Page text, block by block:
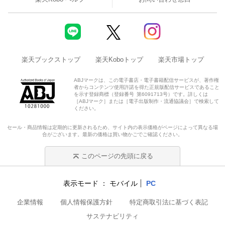
楽天ブックストップ 楽天Koboトップ 楽天市場トップ
ABJマークは、この電子書店・電子書籍配信サービスが、著作権
者からコンテンツ使用許諾を得た正規版配信サービスであること
を示す登録商標（登録番号 第6091713号）です。詳しくは
［ABJマーク］または［電子出版制作・流通協議会］で検索して
ください。
セール・商品情報は定期的に更新されるため、サイト内の表示価格がページによって異なる場
合がございます。最新の価格は買い物かごでご確認ください。
このページの先頭に戻る
表示モード モバイル PC
企業情報 個人情報保護方針
特定商取引法に基づく表記
サステナビリティ